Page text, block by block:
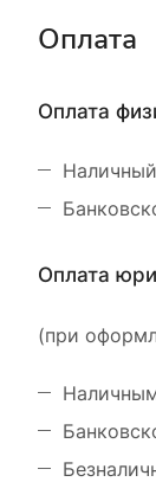
Оплата
Оплата
Оплата
(при